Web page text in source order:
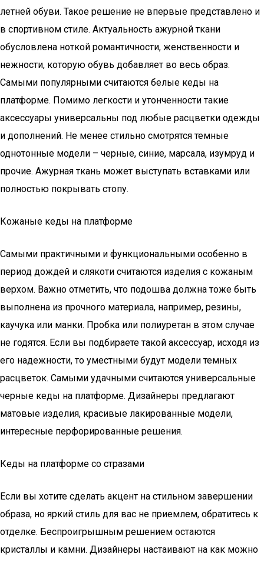
летней обуви. Такое решение не впервые представлено и
в спортивном стиле. Актуальность ажурной ткани
обусловлена ноткой романтичности, женственности и
нежности, которую обувь добавляет во весь образ.
Самыми популярными считаются белые кеды на
платформе. Помимо легкости и утонченности такие
аксессуары универсальны под любые расцветки одежды
и дополнений. Не менее стильно смотрятся темные
однотонные модели – черные, синие, марсала, изумруд и
прочие. Ажурная ткань может выступать вставками или
полностью покрывать стопу.
Кожаные кеды на платформе
Самыми практичными и функциональными особенно в
период дождей и слякоти считаются изделия с кожаным
верхом. Важно отметить, что подошва должна тоже быть
выполнена из прочного материала, например, резины,
каучука или манки. Пробка или полиуретан в этом случае
не годятся. Если вы подбираете такой аксессуар, исходя из
его надежности, то уместными будут модели темных
расцветок. Самыми удачными считаются универсальные
черные кеды на платформе. Дизайнеры предлагают
матовые изделия, красивые лакированные модели,
интересные перфорированные решения.
Кеды на платформе со стразами
Если вы хотите сделать акцент на стильном завершении
образа, но яркий стиль для вас не приемлем, обратитесь к
отделке. Беспроигрышным решением остаются
кристаллы и камни. Дизайнеры настаивают на как можно